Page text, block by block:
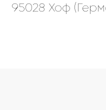
95028 Хоф